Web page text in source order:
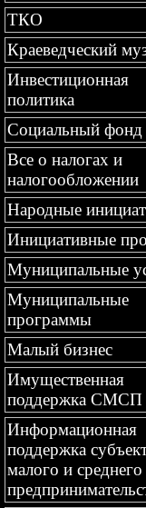
ТКО
Краеведческий
Инвестиционная
политика
Социальный фонд
Все о налогах и
налогообложении
Народные
Инициативные
Муниципальные
Муниципальные
программы
Малый бизнес
Имущественная
поддержка СМСП
Информационная
поддержка
малого и среднего